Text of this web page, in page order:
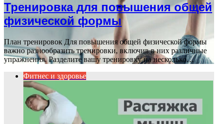
Тренировка для повышения общей
физической формы
План тренировок Для повышения общей физической формы
важно разнообразить тренировки, включив в них различные
упражнения. Разделите вашу тренировку на несколько…
Фитнес и здоровье